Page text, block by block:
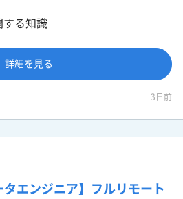
する知識
詳細を見る
3日前
エンジニア】フルリモート